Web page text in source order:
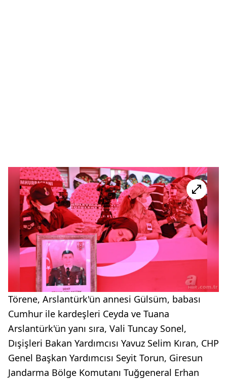
Törene, Arslantürk'ün annesi Gülsüm, babası
Cumhur ile kardeşleri Ceyda ve Tuana
Arslantürk'ün yanı sıra, Vali Tuncay Sonel,
Dışişleri Bakan Yardımcısı Yavuz Selim Kıran, CHP
Genel Başkan Yardımcısı Seyit Torun, Giresun
Jandarma Bölge Komutanı Tuğgeneral Erhan